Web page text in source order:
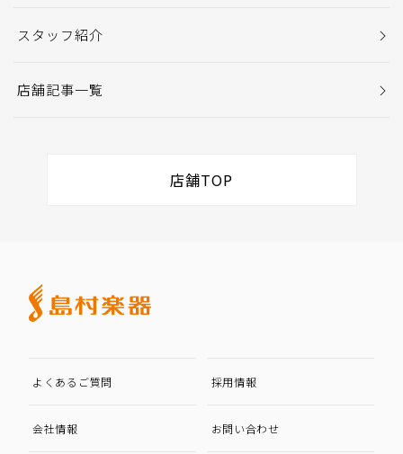
スタッフ紹介
店舗記事一覧
店舗TOP
よくあるご質問 採用情報
会社情報 お問い合わせ